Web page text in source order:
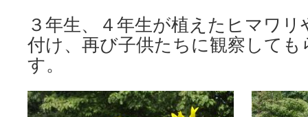
３年生、４年生が植えたヒマワ
付け、再び子供たちに観察して
す。